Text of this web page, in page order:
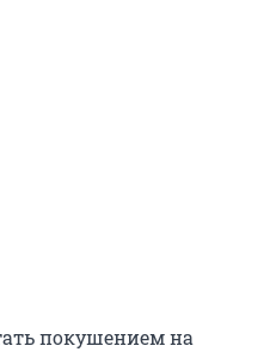
покушением на